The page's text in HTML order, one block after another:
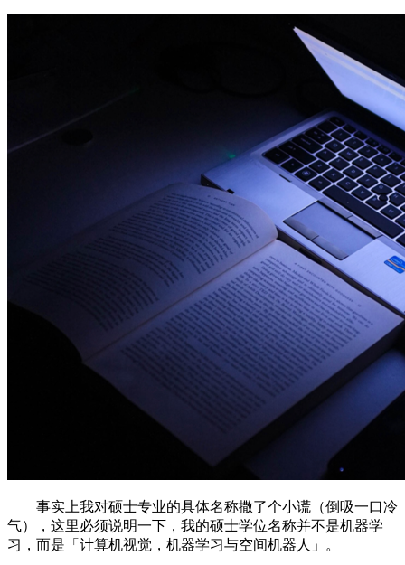
事实上我对硕士专业的具体名称撒了个小谎（倒吸一口冷
气），这里必须说明一下，我的硕士学位名称并不是机器学
习，而是「计算机视觉，机器学习与空间机器人」。